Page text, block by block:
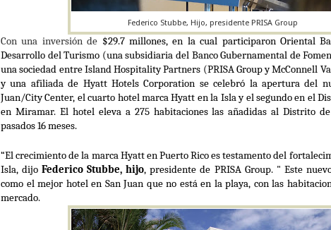
Federico Stubbe, Hijo, presidente PRISA Group
Con una inversión de $29.7 millones, en la cual participaron Oriental
Desarrollo del Turismo (una subsidiaria del Banco Gubernamental de
una sociedad entre Island Hospitality Partners (PRISA Group y McConnell
y una afiliada de Hyatt Hotels Corporation se celebró la apertura del
Juan/City Center, el cuarto hotel marca Hyatt en la Isla y el segundo en el
en Miramar. El hotel eleva a 275 habitaciones las añadidas al Distrito de
pasados 16 meses.
“El crecimiento de la marca Hyatt en Puerto Rico es testamento del
Isla, dijoFederico Stubbe, hijo, presidente de PRISA Group. " Este
como el mejor hotel en San Juan que no está en la playa, con las
mercado.